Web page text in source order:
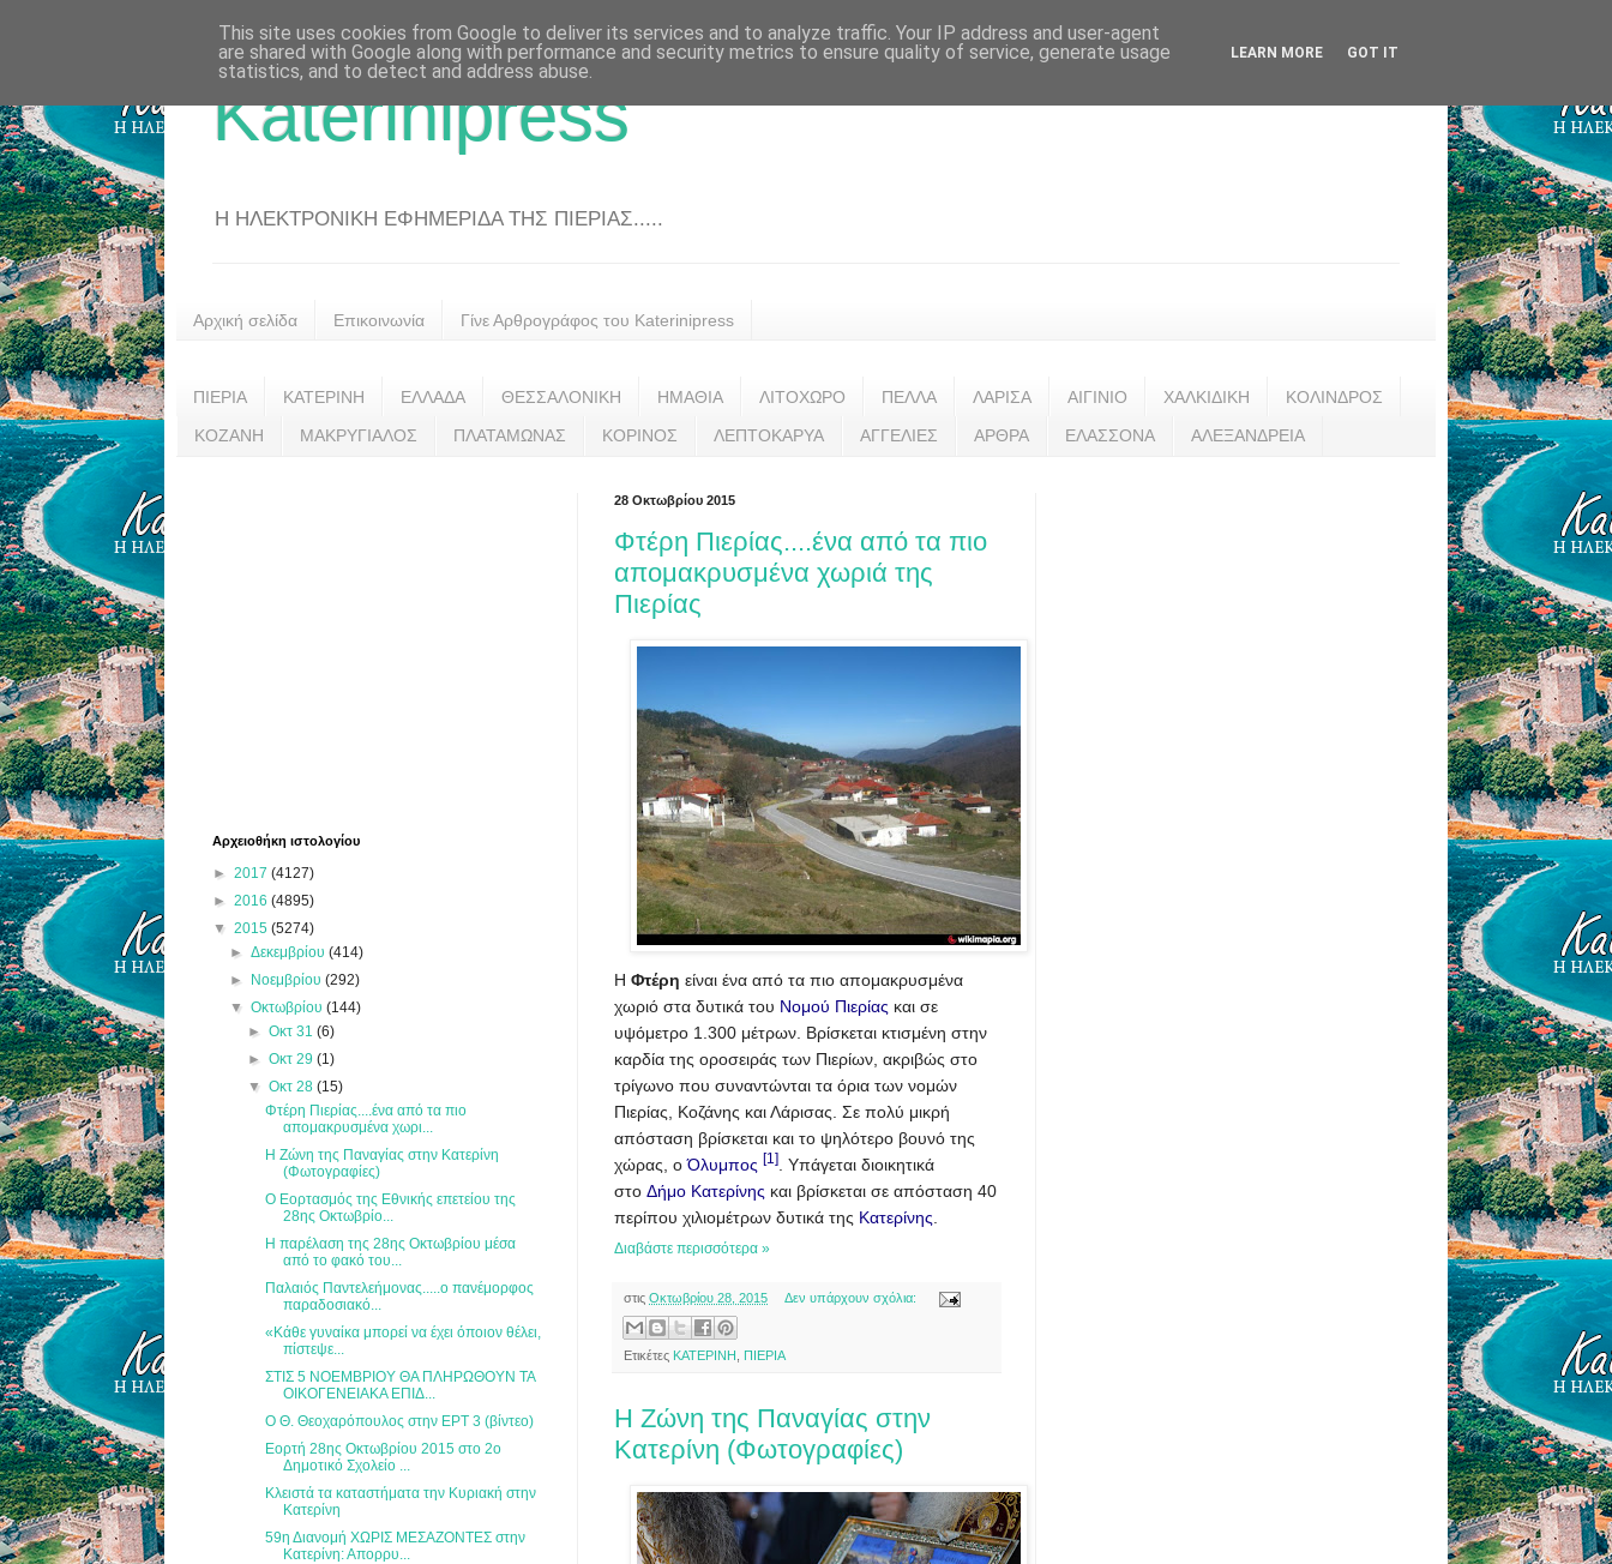
Katerinipress
Η ΗΛΕΚΤΡΟΝΙΚΗ ΕΦΗΜΕΡΙΔΑ ΤΗΣ ΠΙΕΡΙΑΣ.....
Αρχική σελίδα Επικοινωνία Γίνε Αρθρογράφος του Katerinipress
ΠΙΕΡΙΑ ΚΑΤΕΡΙΝΗ ΕΛΛΑΔΑ ΘΕΣΣΑΛΟΝΙΚΗ ΗΜΑΘΙΑ ΛΙΤΟΧΩΡΟ ΠΕΛΛΑ ΛΑΡΙΣΑ ΑΙΓΙΝΙΟ ΧΑΛΚΙΔΙΚΗ ΚΟΛΙΝΔΡΟΣ
ΚΟΖΑΝΗ ΜΑΚΡΥΓΙΑΛΟΣ ΠΛΑΤΑΜΩΝΑΣ ΚΟΡΙΝΟΣ ΛΕΠΤΟΚΑΡΥΑ ΑΓΓΕΛΙΕΣ ΑΡΘΡΑ ΕΛΑΣΣΟΝΑ ΑΛΕΞΑΝΔΡΕΙΑ
28 Οκτωβρίου 2015
Φτέρη Πιερίας....ένα από τα πιο
απομακρυσμένα χωριά της
Πιερίας
Η Φτέρη είναι ένα από τα πιο απομακρυσμένα
χωριό στα δυτικά του Νομού Πιερίας και σε
υψόμετρο 1.300 μέτρων. Βρίσκεται κτισμένη στην
καρδία της οροσειράς των Πιερίων, ακριβώς στο
τρίγωνο που συναντώνται τα όρια των νομών
Πιερίας, Κοζάνης και Λάρισας. Σε πολύ μικρή
απόσταση βρίσκεται και το ψηλότερο βουνό της
χώρας, οΌλυμπος [1]. Υπάγεται διοικητικά
στο Δήμο Κατερίνης και βρίσκεται σε απόσταση 40
περίπου χιλιομέτρων δυτικά της Κατερίνης.
Διαβάστε περισσότερα »
στις Οκτωβρίου 28, 2015 Δεν υπάρχουν σχόλια:
Ετικέτες ΚΑΤΕΡΙΝΗ ΠΙΕΡΙΑ
H Ζώνη της Παναγίας στην
Κατερίνη (Φωτογραφίες)
Αρχειοθήκη ιστολογίου
► 2017 (4127)
► 2016 (4895)
▼ 2015 (5274)
►Δεκεμβρίου(414)
► Νοεμβρίου(292)
▼Οκτωβρίου(144)
► Οκτ 31 (6)
► Οκτ 29 (1)
▼ Οκτ 28 (15)
Φτέρη Πιερίας....ένα από τα πιο
απομακρυσμένα χωρι...
H Ζώνη της Παναγίας στην Κατερίνη
(Φωτογραφίες)
Ο Εορτασμός της Εθνικής επετείου της
28ης Οκτωβρίο...
Η παρέλαση της 28ης Οκτωβρίου μέσα
από το φακό του...
Παλαιός Παντελεήμονας.....ο πανέμορφος
παραδοσιακό...
«Κάθε γυναίκα μπορεί να έχει όποιον θέλει,
πίστεψε...
ΣΤΙΣ 5 ΝΟΕΜΒΡΙΟΥ ΘΑ ΠΛΗΡΩΘΟΥΝ ΤΑ
ΟΙΚΟΓΕΝΕΙΑΚΑ ΕΠΙΔ...
Ο Θ. Θεοχαρόπουλος στην ΕΡΤ 3 (βίντεο)
Εορτή 28ης Οκτωβρίου 2015 στο 2ο
Δημοτικό Σχολείο ...
Κλειστά τα καταστήματα την Κυριακή στην
Κατερίνη
59η Διανομή ΧΩΡΙΣ ΜΕΣΑΖΟΝΤΕΣ στην
Κατερίνη: Απορρυ...
This site uses cookies from Google to deliver its services and to analyze traffic. Your IP address and user-agent
are shared with Google along with performance and security metrics to ensure quality of service, generate usage
statistics, and to detect and address abuse.
LEARN MORE GOT IT